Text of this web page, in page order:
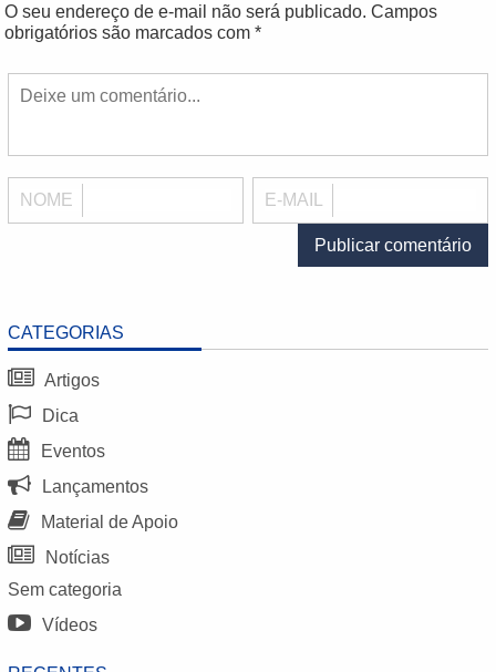
CATEGORIAS
Artigos
Dica
Eventos
Lançamentos
Material de Apoio
Notícias
Sem categoria
Vídeos
O seu endereço de e-mail não será publicado. Campos
obrigatórios são marcados com *
NOME E-MAIL